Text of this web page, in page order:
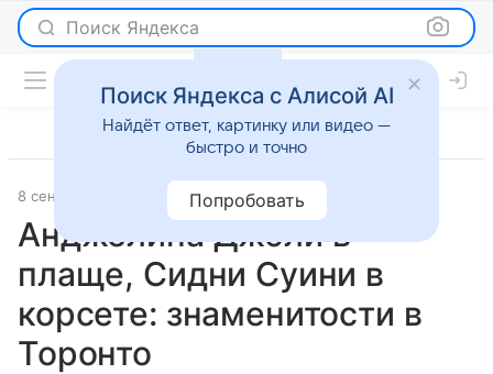
Поиск Яндекса
8 сентября 2025 Леди Mail Светская жизнь
Анджелина Джоли в
плаще, Сидни Суини в
корсете: знаменитости в
Торонто
Поиск Яндекса с Алисой AI
Найдёт ответ, картинку или видео —
быстро и точно
Попробовать